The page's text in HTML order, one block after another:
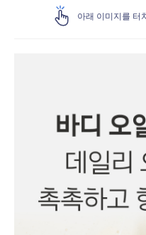
아래 이미지를 터